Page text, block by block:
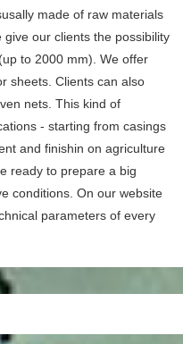
made of raw materials
our clients the possibility
to 2000 mm). We offer
sheets. Clients can also
nets. This kind of
- starting from casings
and finishin on agriculture
ready to prepare a big
conditions. On our website
parameters of every